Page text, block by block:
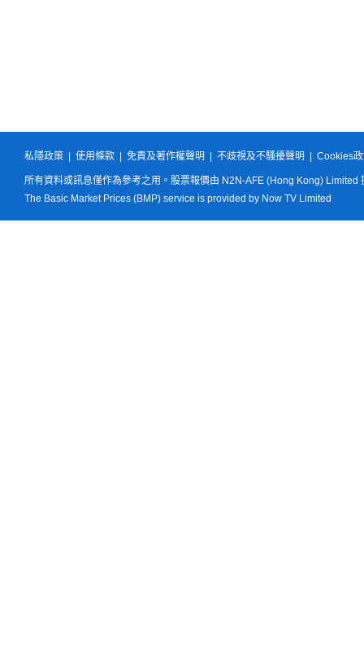
私隱政策 使用條款 免責及著作權聲明 不歧視及不騷擾聲明 Cookies
所有資料或訊息僅作為參考之用。股票報價由 N2N-AFE (Hong Kong) Limited
The Basic Market Prices (BMP) service is provided by Now TV Limited